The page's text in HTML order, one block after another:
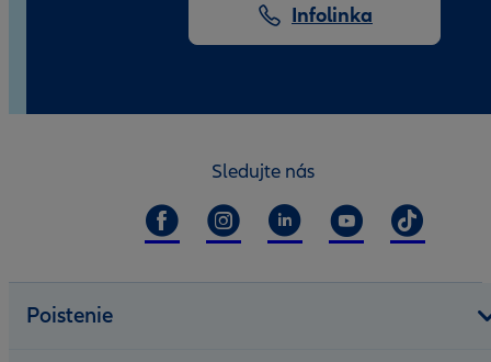
Infolinka
Sledujte nás
Poistenie